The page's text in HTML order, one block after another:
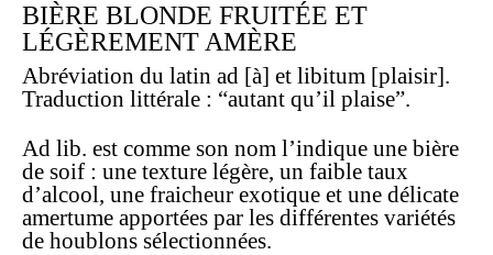
BIÈRE BLONDE FRUITÉE ET
LÉGÈREMENT AMÈRE
Abréviation du latin ad [à] et libitum [plaisir].
Traduction littérale : “autant qu’il plaise”.
Ad lib. est comme son nom l’indique une bière
de soif : une texture légère, un faible taux
d’alcool, une fraicheur exotique et une délicate
amertume apportées par les différentes variétés
de houblons sélectionnées.